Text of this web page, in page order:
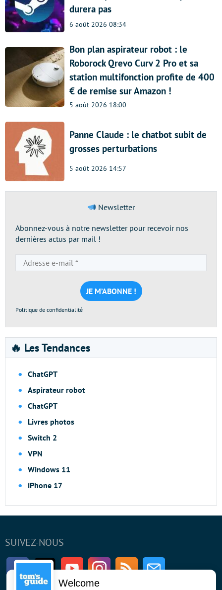
durera pas
6 août 2026 08:34
Bon plan aspirateur robot : le
Roborock Qrevo Curv 2 Pro et sa
station multifonction profite de 400
€ de remise sur Amazon !
5 août 2026 18:00
Panne Claude : le chatbot subit de
grosses perturbations
5 août 2026 14:57
Newsletter
Abonnez-vous à notre newsletter pour recevoir nos
dernières actus par mail !
e-
mail
*
Politique de confidentialité
🔥 Les Tendances
ChatGPT
Aspirateur robot
ChatGPT
Livres photos
Switch 2
VPN
Windows 11
iPhone 17
SUIVEZ-NOUS
FacebookTwitter Youtube InstagramRSS Newsletter
Welcome